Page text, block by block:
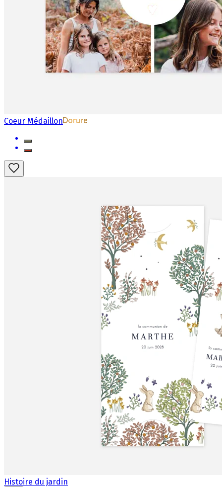
Coeur Médaillon
Histoire du jardin